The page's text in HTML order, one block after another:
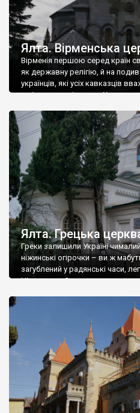
Ялта. Вірменська
Вірменія першою серед країн
як державну релігію, й на подив
українців, які усіх кавказців
є відданими вірянами Христа
Ялта. Грецька
Греки залишили Україні
ніжинські огірочки – ви ж
загублений у радянські часи,
Ніжин греки?